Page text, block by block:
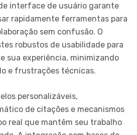
interface de usuário garante
rapidamente ferramentas para
sem confusão. O
robustos de usabilidade para
sua experiência, minimizando
e frustrações técnicas.
personalizáveis,
de citações e mecanismos
real que mantêm seu trabalho